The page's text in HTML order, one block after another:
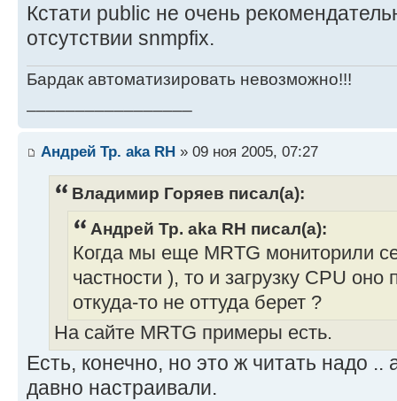
Кстати public не очень
отсутствии snmpfix.
Бардак автоматизировать невозможно!!!
Андрей Тр. aka RH » 09 ноя 2005, 07:27
Владимир Горяев писал(а):
Андрей Тр. aka RH писал(а):
Когда мы еще MRTG мониторили
частности ), то и загрузку CPU
откуда-то не оттуда берет ?
На сайте MRTG примеры есть.
Есть, конечно, но это ж читать надо
давно настраивали.